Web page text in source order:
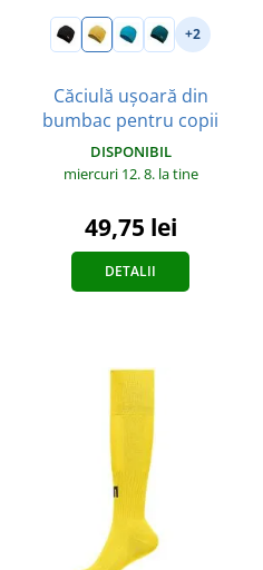
+2
Căciulă ușoară din
bumbac pentru copii
DISPONIBIL
miercuri 12. 8. la tine
49,75 lei
DETALII